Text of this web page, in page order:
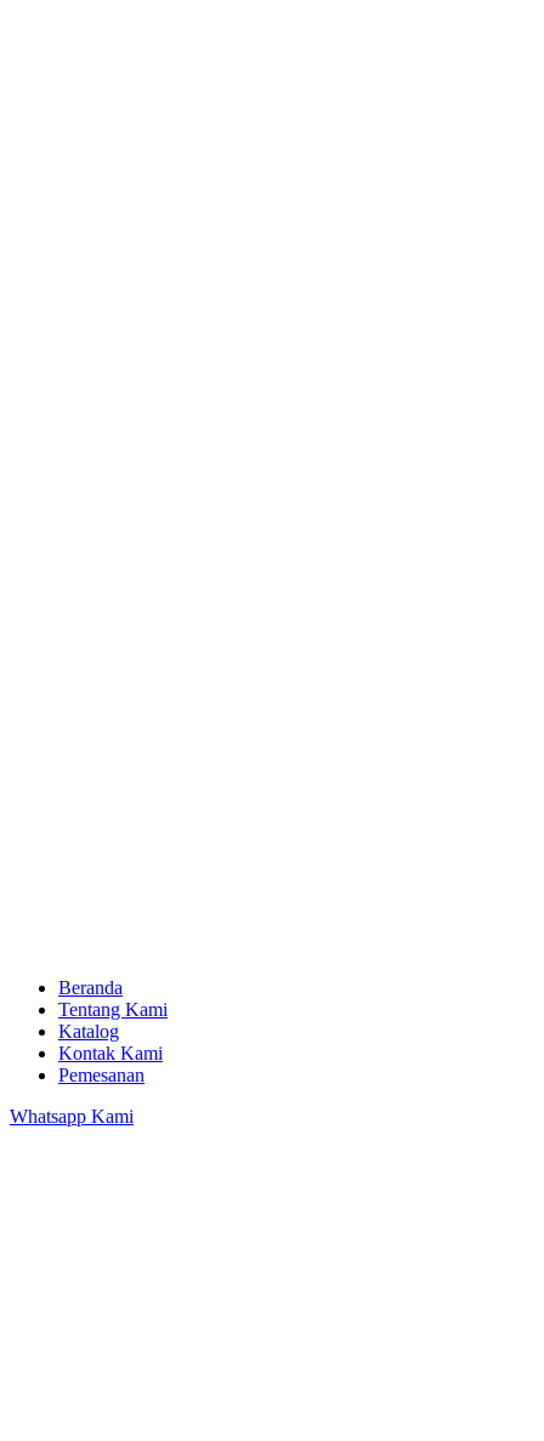
Beranda
Tentang Kami
Katalog
Kontak Kami
Pemesanan
Whatsapp Kami